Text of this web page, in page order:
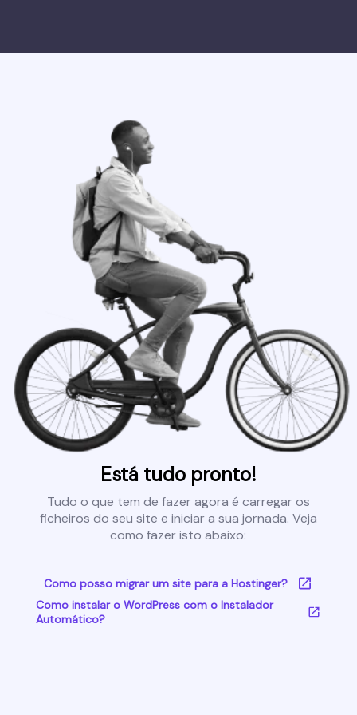
Está tudo pronto!
Tudo o que tem de fazer agora é carregar os
ficheiros do seu site e iniciar a sua jornada. Veja
como fazer isto abaixo:
Como posso migrar um site para a Hostinger?
Como instalar o WordPress com o Instalador
Automático?